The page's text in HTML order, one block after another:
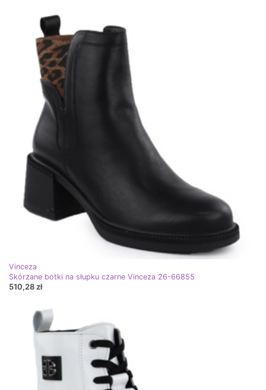
Vinceza
Skórzane botki na słupku czarne Vinceza 26-66855
510,28 zł